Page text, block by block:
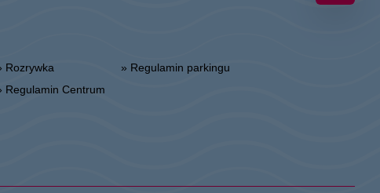
» Rozrywka
» Regulamin Centrum
» Regulamin parkingu